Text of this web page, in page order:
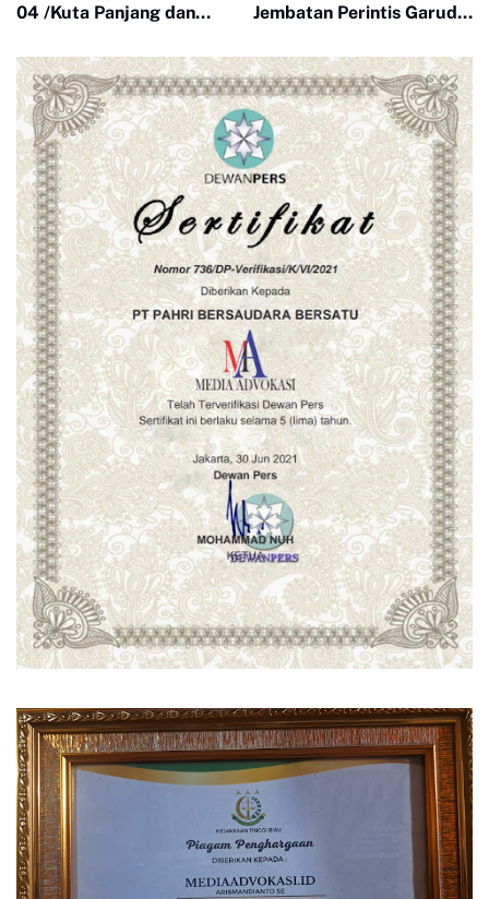
04 /Kuta Panjang dan
Gantung
Jembatan Perintis Garuda